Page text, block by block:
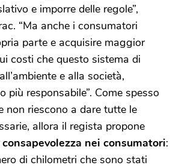
e imporre delle regole”,
“Ma anche i consumatori
parte e acquisire maggior
costi che questo sistema di
e alla società,
più responsabile”. Come spesso
non riescono a dare tutte le
allora il regista propone
consapevolezza nei consumatori:
di chilometri che sono stati